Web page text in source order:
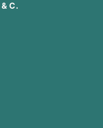
C.